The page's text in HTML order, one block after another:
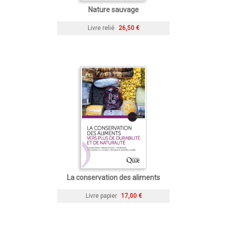
Nature sauvage
Livre relié 26,50 €
La conservation des aliments
Livre papier 17,00 €